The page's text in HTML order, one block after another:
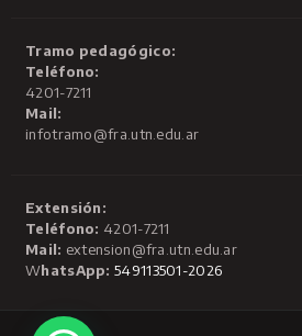
Tramo pedagógico:
Teléfono:
4201-7211
Mail:
infotramo@fra.utn.edu.ar
Extensión:
Teléfono: 4201-7211
Mail: extension@fra.utn.edu.ar
WhatsApp: 549113501-2026